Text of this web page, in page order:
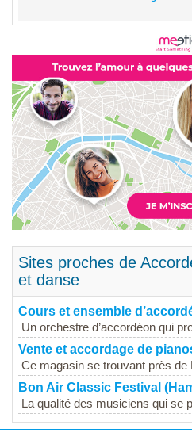
Sites proches de
et danse
Cours et ensemble
Un orchestre d’accordéon qui
Vente et accordage de
Ce magasin se trouvant près
Bon Air Classic Festival
La qualité des musiciens qui se